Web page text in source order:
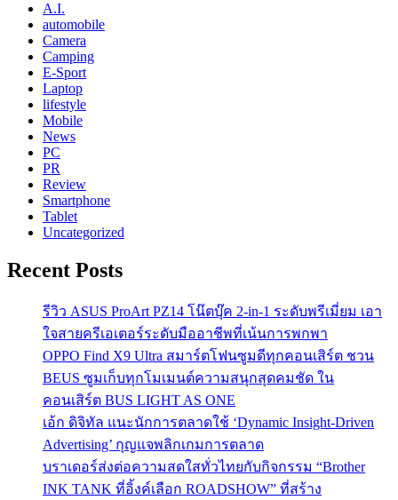
A.I.
automobile
Camera
Camping
E-Sport
Laptop
lifestyle
Mobile
News
PC
PR
Review
Smartphone
Tablet
Uncategorized
Recent Posts
รีวิว ASUS ProArt PZ14 โน๊ตบุ๊ค 2-in-1 ระดับพรีเมี่ยม เอา
ใจสายครีเอเตอร์ระดับมืออาชีพที่เน้นการพกพา
OPPO Find X9 Ultra สมาร์ตโฟนซูมดีทุกคอนเสิร์ต ชวน
BEUS ซูมเก็บทุกโมเมนต์ความสนุกสุดคมชัด ใน
คอนเสิร์ต BUS LIGHT AS ONE
เอ้ก ดิจิทัล แนะนักการตลาดใช้ ‘Dynamic Insight-Driven
Advertising’ กุญแจพลิกเกมการตลาด
บราเดอร์ส่งต่อความสดใสทั่วไทยกับกิจกรรม “Brother
INK TANK ที่อิ้งค์เลือก ROADSHOW” ที่สร้าง